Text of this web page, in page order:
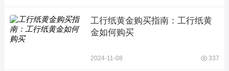
工行纸黄金购买指南：工行纸黄
金如何购买
2024-11-08 337